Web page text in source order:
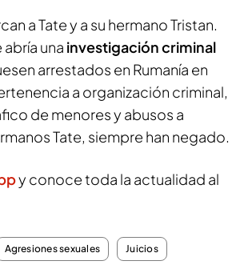
a Tate y a su hermano Tristan.
una investigación criminal
arrestados en Rumanía en
a organización criminal,
de menores y abusos a
Tate, siempre han negado.
y conoce toda la actualidad al
Agresiones sexuales Juicios